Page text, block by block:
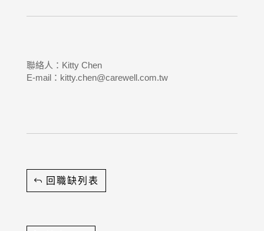
聯絡人：Kitty Chen
E-mail：kitty.chen@carewell.com.tw
回職缺列表